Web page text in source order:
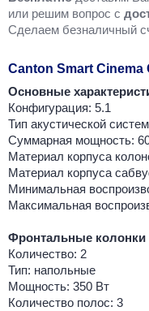
или решим вопрос с
Cделаем безналичный
Canton Smart Cinema
Основные
Конфигурация: 5.1
Тип акустической
Суммарная мощность:
Материал корпуса
Материал корпуса
Минимальная
Максимальная
Фронтальные колонки
Количество: 2
Тип: напольные
Мощность: 350 Вт
Количество полос: 3